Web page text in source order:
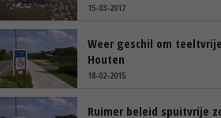
15-03-2017
Weer geschil om teeltvrije
Houten
18-02-2015
Ruimer beleid spuitvrije